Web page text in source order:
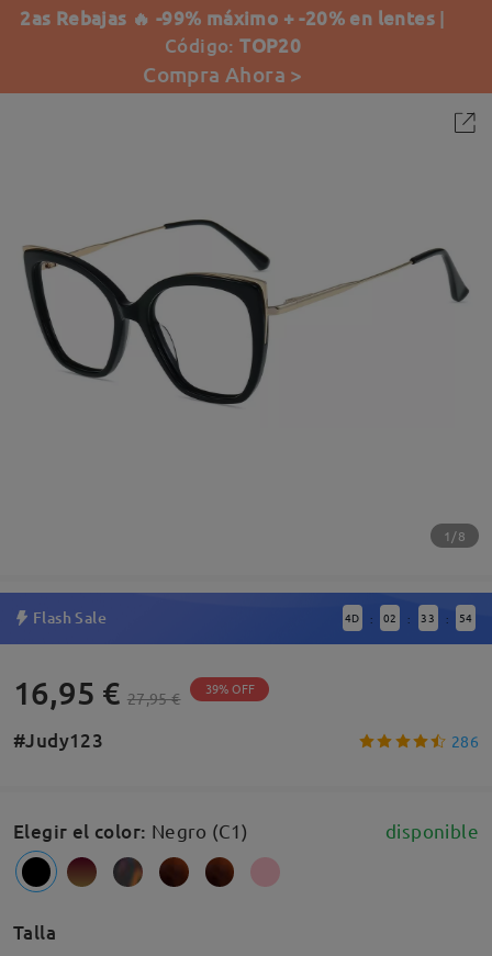
2as Rebajas 🔥 -99% máximo + -20% en lentes |
Código:TOP20
Compra Ahora >
1/8
Flash Sale 4D : 02 : 33 : 53
16,95 € 27,95 € 39% OFF
#Judy123 286
Elegir el color: Negro (C1) disponible
Talla